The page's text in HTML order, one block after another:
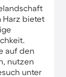
Harz bietet
auf den
nutzen
unter